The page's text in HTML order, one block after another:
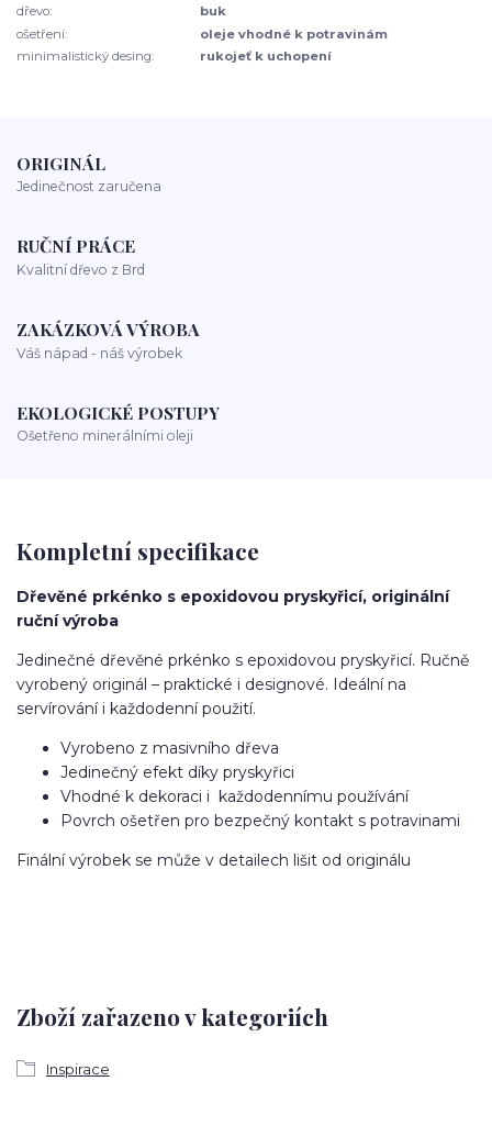
dřevo:
buk
ošetření:
oleje vhodné k potravinám
minimalistický desing:
rukojeť k uchopení
ORIGINÁL
Jedinečnost zaručena
RUČNÍ PRÁCE
Kvalitní dřevo z Brd
ZAKÁZKOVÁ VÝROBA
Váš nápad - náš výrobek
EKOLOGICKÉ POSTUPY
Ošetřeno minerálními oleji
Kompletní specifikace
Dřevěné prkénko s epoxidovou pryskyřicí, originální
ruční výroba
Jedinečné dřevěné prkénko s epoxidovou pryskyřicí. Ručně
vyrobený originál – praktické i designové. Ideální na
servírování i každodenní použití.
Vyrobeno z masivního dřeva
Jedinečný efekt díky pryskyřici
Vhodné k dekoraci i každodennímu používání
Povrch ošetřen pro bezpečný kontakt s potravinami
Finální výrobek se může v detailech lišit od originálu
Zboží zařazeno v kategoriích
Inspirace